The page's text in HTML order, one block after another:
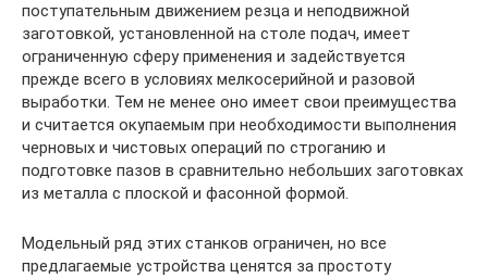
поступательным движением резца и неподвижной
заготовкой, установленной на столе подач, имеет
ограниченную сферу применения и задействуется
прежде всего в условиях мелкосерийной и разовой
выработки. Тем не менее оно имеет свои преимущества
и считается окупаемым при необходимости выполнения
черновых и чистовых операций по строганию и
подготовке пазов в сравнительно небольших заготовках
из металла с плоской и фасонной формой.
Модельный ряд этих станков ограничен, но все
предлагаемые устройства ценятся за простоту